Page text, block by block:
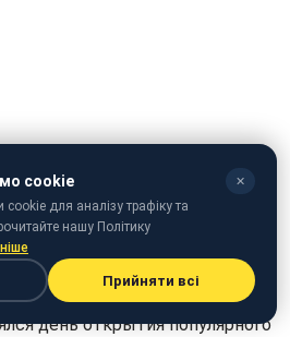
день открытия популярного
cookie ✕
для аналізу трафіку та
нашу Політику
Прийняти всі